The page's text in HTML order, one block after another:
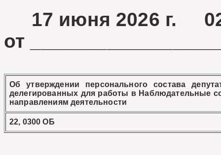
17 июня 2026 г.
от
Об утверждении персонального состава
делегированных для работы в Наблюдательные
направлениям деятельности
22, 0300 ОБ